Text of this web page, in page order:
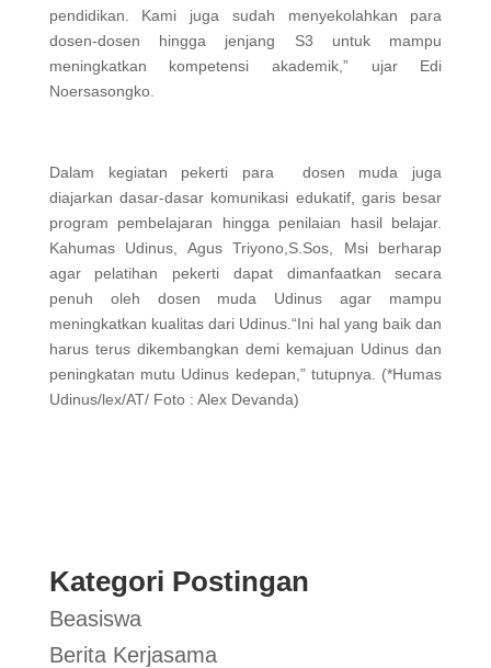
pendidikan. Kami juga sudah menyekolahkan para
dosen-dosen hingga jenjang S3 untuk mampu
meningkatkan kompetensi akademik,” ujar Edi
Noersasongko.
Dalam kegiatan pekerti para dosen muda juga
diajarkan dasar-dasar komunikasi edukatif, garis besar
program pembelajaran hingga penilaian hasil belajar.
Kahumas Udinus, Agus Triyono,S.Sos, Msi berharap
agar pelatihan pekerti dapat dimanfaatkan secara
penuh oleh dosen muda Udinus agar mampu
meningkatkan kualitas dari Udinus.“Ini hal yang baik dan
harus terus dikembangkan demi kemajuan Udinus dan
peningkatan mutu Udinus kedepan,” tutupnya. (*Humas
Udinus/lex/AT/ Foto : Alex Devanda)
Kategori Postingan
Beasiswa
Berita Kerjasama